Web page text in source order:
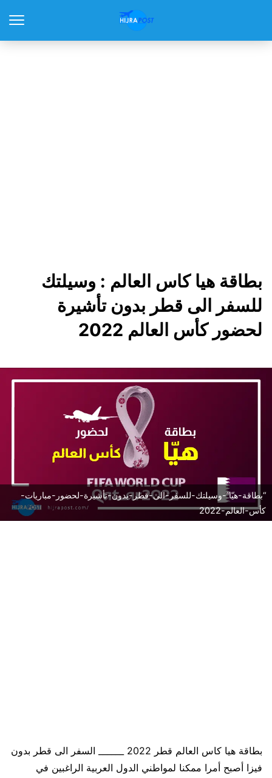
بطاقة هيا كاس العالم : وسيلتك
للسفر الى قطر بدون تأشيرة
لحضور كأس العالم 2022
“بطاقة-هيّا”-وسيلتك-للسفر-الى-قطر-بدون-تأشيرة-لحضور-مباريات-
كأس-العالم-2022
بطاقة هيا كاس العالم قطر 2022 ______ السفر الى قطر بدون
فيزا أصبح أمرا ممكنا لمواطني الدول العربية الراغبين في